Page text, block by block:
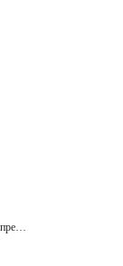
На продовольственной ярмарке в Михайловском псковские предприятия возродят эпоху Пушкинских времен